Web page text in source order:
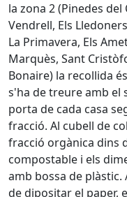
la zona 2 (Pinedes
Vendrell, Els
La Primavera, Els
Marquès, Sant
Bonaire) la recollida
s'ha de treure amb el
porta de cada casa
fracció. Al cubell de
fracció orgànica dins
compostable i els
amb bossa de
de dipositar el paper,